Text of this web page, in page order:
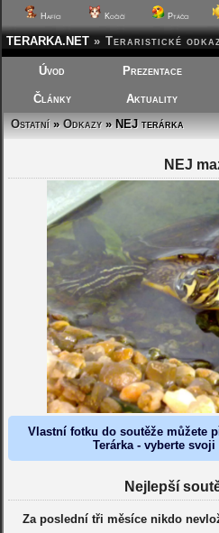
Hafíci Kočičí Ptáčci
TERARKA.NET » Teraristické
Úvod Prezentace
Články Aktuality
Ostatní»Odkazy» NEJ terárka
NEJ
Vlastní fotku do soutěže můžete
Terárka - vyberte
Nejlepší
Za poslední tři měsíce nikdo